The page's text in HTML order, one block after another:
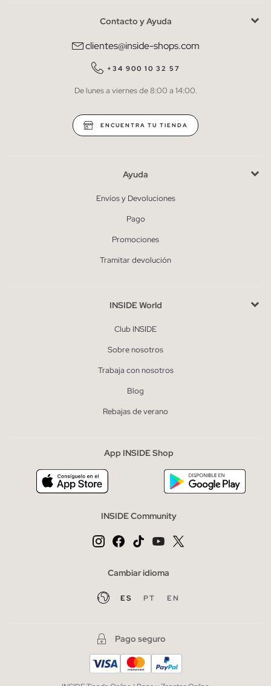
He leído y entiendo lapolítica de privacidad
QUIERO SUSCRIBIRME
* Puedes cancelar la suscripción en cualquier momento.
Contacto y Ayuda
clientes@inside-shops.com
+34 900 10 32 57
De lunes a viernes de 8:00 a 14:00.
ENCUENTRA TU TIENDA
Ayuda
Envíos y Devoluciones
Pago
Promociones
Tramitar devolución
INSIDE World
Club INSIDE
Sobre nosotros
Trabaja con nosotros
Blog
Rebajas de verano
App INSIDE Shop
INSIDE Community
Cambiar idioma
ES PT EN
Pago seguro